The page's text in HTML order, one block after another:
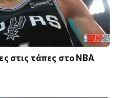
στις τάπες στο NBA